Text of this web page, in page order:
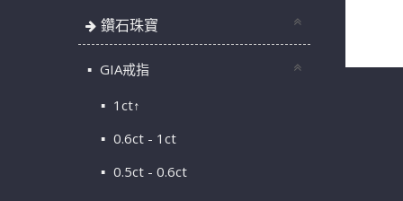
鑽石珠寶
GIA戒指
1ct↑
0.6ct - 1ct
0.5ct - 0.6ct